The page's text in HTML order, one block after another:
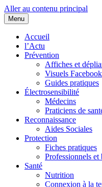
Aller au contenu principal
Cœurs d'EHS
Association d'Êtres Humains
collaborative.
Menu
Accueil
l’Actu
Prévention
Affiches et
Visuels Facebook
Guides pratiques
Électrosensibilité
Médecins
Praticiens de
Reconnaissance
Aides Sociales
Protection
Fiches pratiques
Professionnels
Santé
Nutrition
Connexion à la